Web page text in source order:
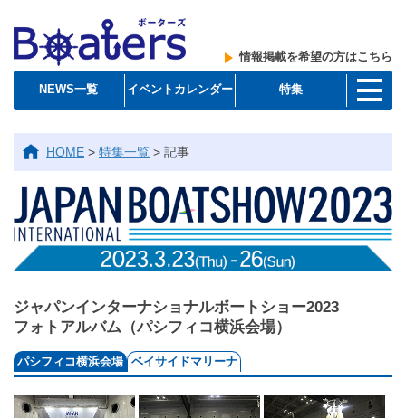
情報掲載を希望の方はこちら
NEWS一覧 イベントカレンダー 特集
HOME > 特集一覧 > 記事
ジャパンインターナショナルボートショー2023
フォトアルバム（パシフィコ横浜会場）
パシフィコ横浜会場 ベイサイドマリーナ